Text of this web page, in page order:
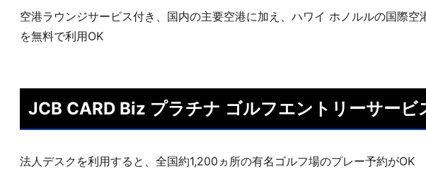
空港ラウンジサービス付き、国内の主要空港に加え、ハワイ ホノルルの国際空
を無料で利用OK
JCB CARD Biz プラチナ ゴルフエントリーサービ
法人デスクを利用すると、全国約1,200ヵ所の有名ゴルフ場のプレー予約がOK